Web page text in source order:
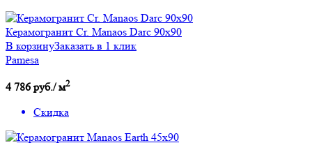
Керамогранит Cr. Manaos Darc 90х90
В корзинуЗаказать в 1 клик
Pamesa
4 786 руб./ м2
Скидка